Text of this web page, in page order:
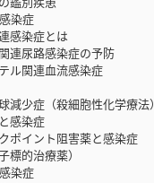
染症
染症とは
尿路感染症の予防
関連血流感染症
少症（殺細胞性化学療法）
感染症
イント阻害薬と感染症
的治療薬）
染症